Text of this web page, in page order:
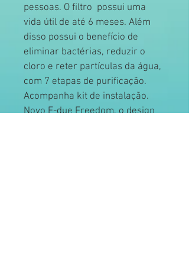
pessoas. O filtro  possui uma
vida útil de até 6 meses. Além
disso possui o benefício de
eliminar bactérias, reduzir o
cloro e reter partículas da água,
com 7 etapas de purificação.
Acompanha kit de instalação.
Novo E-due Freedom, o design